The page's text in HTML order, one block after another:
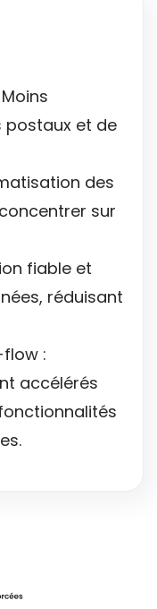
postaux et de
des
sur
fiable et
réduisant
:
accélérés